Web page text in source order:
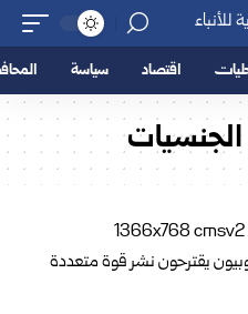
اقتصاد سياسة